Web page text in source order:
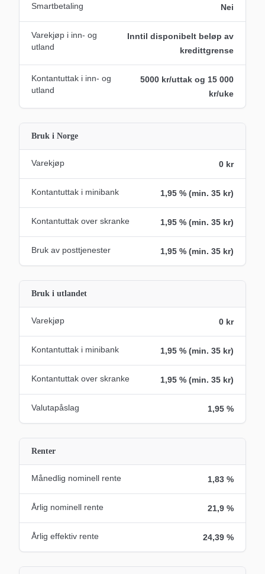
Smartbetaling Nei
Varekjøp i inn- og
utland
Inntil disponibelt beløp av
kredittgrense
Kontantuttak i inn- og
utland
5000 kr/uttak og 15 000
kr/uke
Bruk i Norge
Varekjøp 0 kr
Kontantuttak i minibank 1,95 % (min. 35 kr)
Kontantuttak over skranke 1,95 % (min. 35 kr)
Bruk av posttjenester 1,95 % (min. 35 kr)
Bruk i utlandet
Varekjøp 0 kr
Kontantuttak i minibank 1,95 % (min. 35 kr)
Kontantuttak over skranke 1,95 % (min. 35 kr)
Valutapåslag 1,95 %
Renter
Månedlig nominell rente 1,83 %
Årlig nominell rente 21,9 %
Årlig effektiv rente 24,39 %